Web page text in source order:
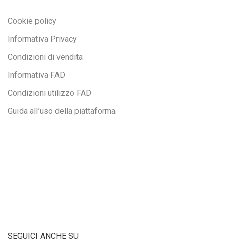
Cookie policy
Informativa Privacy
Condizioni di vendita
Informativa FAD
Condizioni utilizzo FAD
Guida all’uso della piattaforma
SEGUICI ANCHE SU